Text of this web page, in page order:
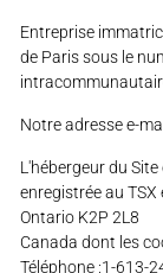
Entreprise
de Paris sous le
Notre adresse e-
L'hébergeur du
enregistrée au TSX
Ontario K2P 2L8
Canada dont les
Téléphone :1-613-